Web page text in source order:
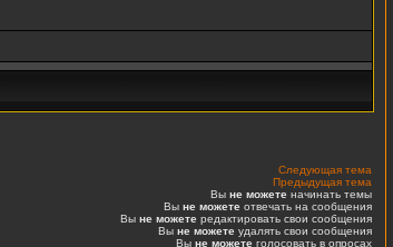
Следующая тема
Предыдущая тема
Вы не можете начинать темы
Вы не можете отвечать на сообщения
Вы не можете редактировать свои сообщения
Вы не можете удалять свои сообщения
Вы не можете голосовать в опросах